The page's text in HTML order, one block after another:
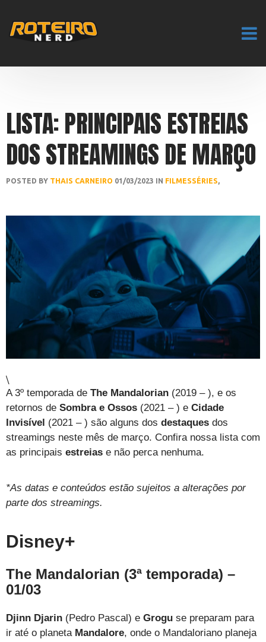
LISTA: PRINCIPAIS ESTREIAS
DOS STREAMINGS DE MARÇO
POSTED BY THAIS CARNEIRO 01/03/2023 IN FILMESSÉRIES,
\
A 3º temporada de The Mandalorian (2019 – ), e os
retornos de Sombra e Ossos (2021 – ) e Cidade
Invisível (2021 – ) são alguns dos destaques dos
streamings neste mês de março. Confira nossa lista com
as principais estreias e não perca nenhuma.
*As datas e conteúdos estão sujeitos a alterações por
parte dos streamings.
Disney+
The Mandalorian (3ª temporada) –
01/03
Djinn Djarin (Pedro Pascal) e Grogu se preparam para
ir até o planeta Mandalore, onde o Mandaloriano planeja